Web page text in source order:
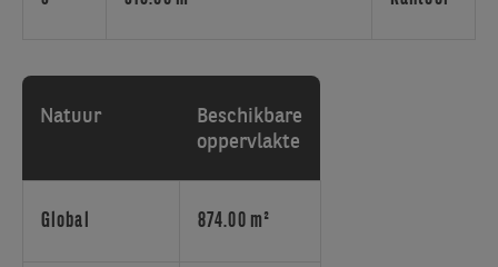
Directe
toegang
parkeerplaats.
Mogelijkheid
Natuur
Beschikbare
oppervlakte
Global 874.00 m²